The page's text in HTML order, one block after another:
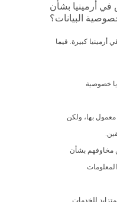
أرمينيا بشأن
البيانات؟
أرمينيا كبيرة. فيما
خصوصية
معمول بها، ولكن
مخاوفهم بشأن
للخدمات